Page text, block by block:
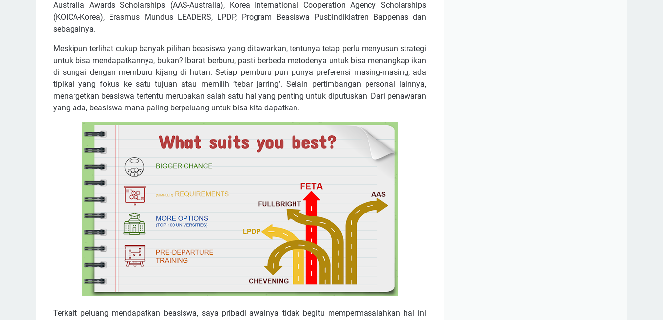
Australia Awards Scholarships (AAS-Australia), Korea International Cooperation Agency Scholarships
(KOICA-Korea), Erasmus Mundus LEADERS, LPDP, Program Beasiswa Pusbindiklatren Bappenas dan
sebagainya.
Meskipun terlihat cukup banyak pilihan beasiswa yang ditawarkan, tentunya tetap perlu menyusun strategi
untuk bisa mendapatkannya, bukan? Ibarat berburu, pasti berbeda metodenya untuk bisa menangkap ikan
di sungai dengan memburu kijang di hutan. Setiap pemburu pun punya preferensi masing-masing, ada
tipikal yang fokus ke satu tujuan atau memilih ‘tebar jarring’. Selain pertimbangan personal lainnya,
menargetkan beasiswa tertentu merupakan salah satu hal yang penting untuk diputuskan. Dari penawaran
yang ada, beasiswa mana paling berpeluang untuk bisa kita dapatkan.
Terkait peluang mendapatkan beasiswa, saya pribadi awalnya tidak begitu mempermasalahkan hal ini